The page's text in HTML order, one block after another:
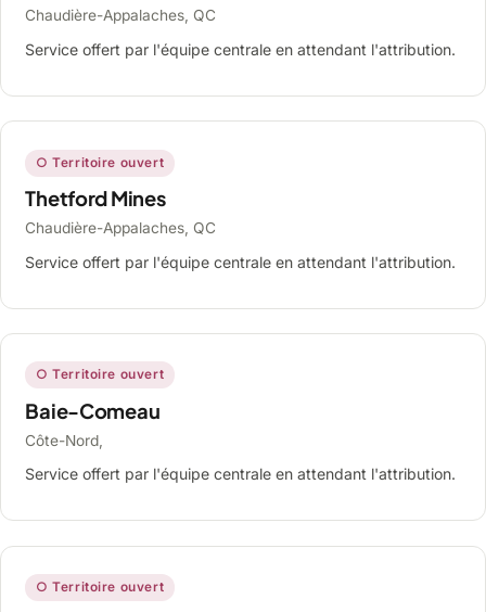
Chaudière-Appalaches, QC
Service offert par l'équipe centrale en attendant l'attribution.
○ Territoire ouvert
Thetford Mines
Chaudière-Appalaches, QC
Service offert par l'équipe centrale en attendant l'attribution.
○ Territoire ouvert
Baie-Comeau
Côte-Nord,
Service offert par l'équipe centrale en attendant l'attribution.
○ Territoire ouvert